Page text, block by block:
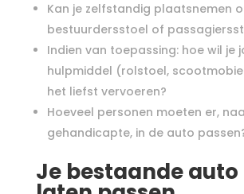
Kan je zelfstandig plaatsnemen
bestuurdersstoel of
Indien van toepassing: hoe wil je
hulpmiddel (rolstoel,
het liefst vervoeren?
Hoeveel personen moeten er,
gehandicapte, in de auto
Je bestaande